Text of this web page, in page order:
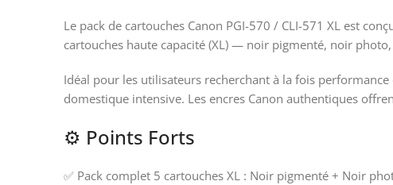
Le pack de cartouches Canon PGI-570 / CLI-571 XL est
cartouches haute capacité (XL) — noir pigmenté, noir
Idéal pour les utilisateurs recherchant à la fois
domestique intensive. Les encres Canon authentiques
⚙️ Points Forts
✅ Pack complet 5 cartouches XL : Noir pigmenté + Noir